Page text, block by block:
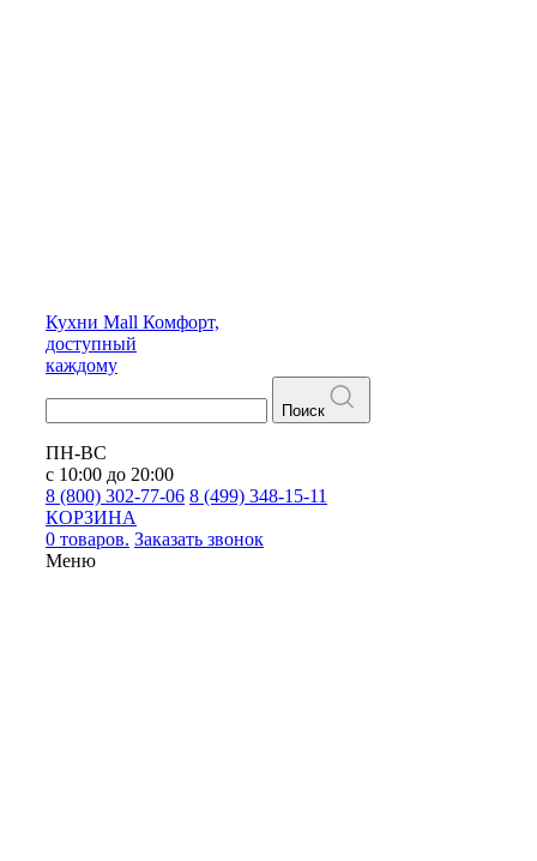
Кухни Mall Комфорт,
доступный
каждому
Поиск
ПН-ВС
с 10:00 до 20:00
8 (800) 302-77-06 8 (499) 348-15-11
КОРЗИНА
0 товаров. Заказать звонок
Меню